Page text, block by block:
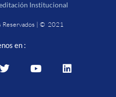
Institucional
Reservados | © 2021
en :